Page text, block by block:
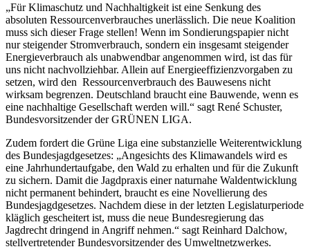
„Für Klimaschutz und Nachhaltigkeit ist eine Senkung des
absoluten Ressourcenverbrauches unerlässlich. Die neue Koalition
muss sich dieser Frage stellen! Wenn im Sondierungspapier nicht
nur steigender Stromverbrauch, sondern ein insgesamt steigender
Energieverbrauch als unabwendbar angenommen wird, ist das für
uns nicht nachvollziehbar. Allein auf Energieeffizienzvorgaben zu
setzen, wird den Ressourcenverbrauch des Bauwesens nicht
wirksam begrenzen. Deutschland braucht eine Bauwende, wenn es
eine nachhaltige Gesellschaft werden will.“ sagt René Schuster,
Bundesvorsitzender der GRÜNEN LIGA.
Zudem fordert die Grüne Liga eine substanzielle Weiterentwicklung
des Bundesjagdgesetzes: „Angesichts des Klimawandels wird es
eine Jahrhundertaufgabe, den Wald zu erhalten und für die Zukunft
zu sichern. Damit die Jagdpraxis einer naturnahe Waldentwicklung
nicht permanent behindert, braucht es eine Novellierung des
Bundesjagdgesetzes. Nachdem diese in der letzten Legislaturperiode
kläglich gescheitert ist, muss die neue Bundesregierung das
Jagdrecht dringend in Angriff nehmen.“ sagt Reinhard Dalchow,
stellvertretender Bundesvorsitzender des Umweltnetzwerkes.